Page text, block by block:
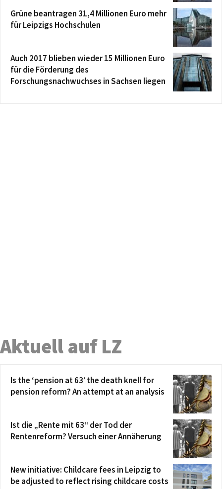
Grüne beantragen 31,4 Millionen Euro mehr
für Leipzigs Hochschulen
Auch 2017 blieben wieder 15 Millionen Euro
für die Förderung des
Forschungsnachwuchses in Sachsen liegen
Aktuell auf LZ
Is the ‘pension at 63’ the death knell for
pension reform? An attempt at an analysis
Ist die „Rente mit 63“ der Tod der
Rentenreform? Versuch einer Annäherung
New initiative: Childcare fees in Leipzig to
be adjusted to reflect rising childcare costs